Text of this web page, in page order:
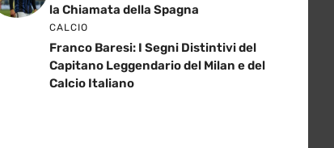
la Chiamata della Spagna
CALCIO
Franco Baresi: I Segni Distintivi del
Capitano Leggendario del Milan e del
Calcio Italiano